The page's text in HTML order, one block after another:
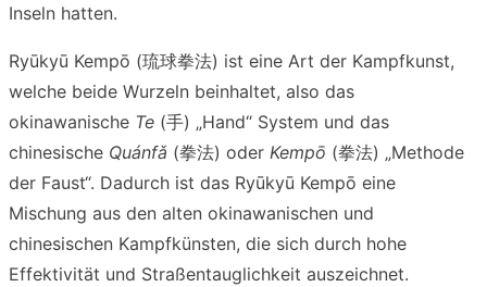
Inseln hatten.
Ryūkyū Kempō (琉球拳法) ist eine Art der Kampfkunst,
welche beide Wurzeln beinhaltet, also das
okinawanische Te (手) „Hand“ System und das
chinesische Quánfǎ (拳法) oder Kempō (拳法) „Methode
der Faust“. Dadurch ist das Ryūkyū Kempō eine
Mischung aus den alten okinawanischen und
chinesischen Kampfkünsten, die sich durch hohe
Effektivität und Straßentauglichkeit auszeichnet.